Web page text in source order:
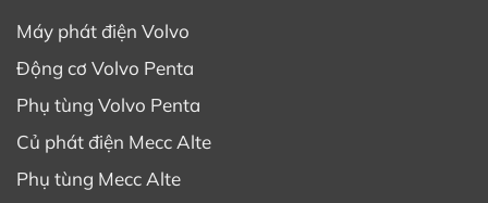
Máy phát điện Volvo
Động cơ Volvo Penta
Phụ tùng Volvo Penta
Củ phát điện Mecc Alte
Phụ tùng Mecc Alte